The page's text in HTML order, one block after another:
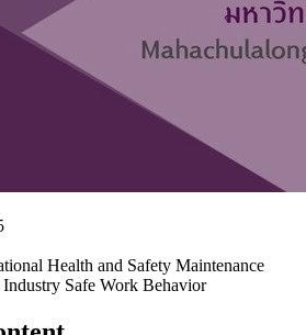
Health and Safety Maintenance
Safe Work Behavior